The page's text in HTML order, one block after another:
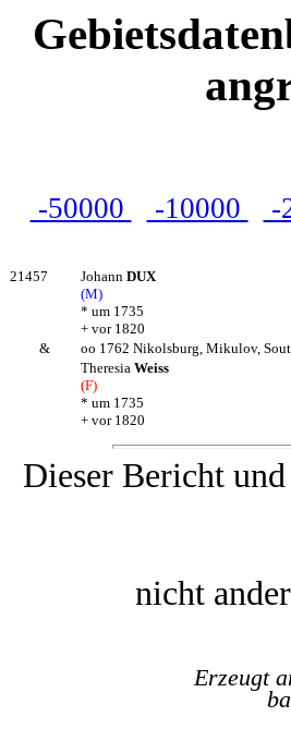
-50000 -10000 -
21457 Johann DUX
(M)
* um 1735
+ vor 1820
&
oo 1762 Nikolsburg, Mikulov,
Theresia Weiss
(F)
* um 1735
+ vor 1820
Dieser Bericht
nicht
Erzeugt